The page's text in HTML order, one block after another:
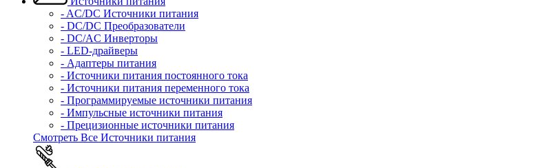
- AC/DC Источники питания
- DC/DC Преобразователи
- DC/AC Инверторы
- LED-драйверы
- Адаптеры питания
- Источники питания постоянного тока
- Источники питания переменного тока
- Программируемые источники питания
- Импульсные источники питания
- Прецизионные источники питания
Смотреть Все Источники питания